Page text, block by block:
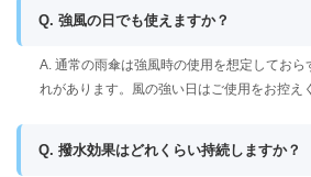
Q. 強風の日でも使えますか？
A. 通常の雨傘は強風時の使用を想定してお
れがあります。風の強い日はご使用をお控え
Q. 撥水効果はどれくらい持続しますか？